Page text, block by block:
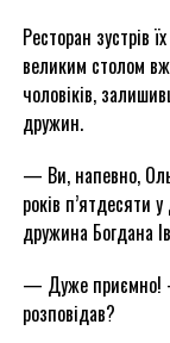
Ресторан зустрів
великим столом
чоловіків,
дружин.
— Ви, напевно,
років п’ятдесяти
дружина Богдана
— Дуже приємно!
розповідав?